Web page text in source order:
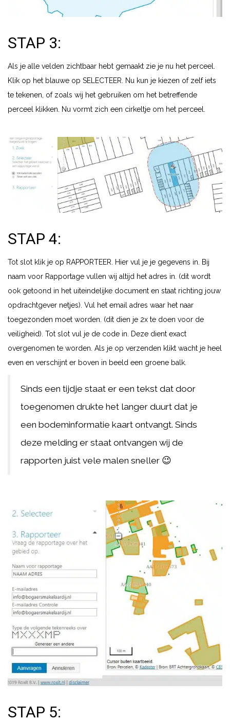
STAP 3:
Als je alle velden zichtbaar hebt gemaakt zie je nu het perceel.
Klik op het blauwe op SELECTEER. Nu kun je kiezen of zelf iets
te tekenen, of zoals wij het gebruiken om het betreffende
perceel klikken. Nu vormt zich een cirkeltje om het perceel.
STAP 4:
Tot slot klik je op RAPPORTEER. Hier vul je je gegevens in. Bij
naam voor Rapportage vullen wij altijd het adres in. (dit wordt
ook getoond in het uiteindelijke document en staat richting jouw
opdrachtgever netjes). Vul het email adres waar het naar
toegezonden moet worden. (dit dien je 2x te doen voor de
veiligheid). Tot slot vul je de code in. Deze dient exact
overgenomen te worden. Als je op verzenden klikt wacht je heel
even en verschijnt er boven in beeld een groene balk.
Sinds een tijdje staat er een tekst dat door
toegenomen drukte het langer duurt dat je
een bodeminformatie kaart ontvangt. Sinds
deze melding er staat ontvangen wij de
rapporten juist vele malen sneller 😉
STAP 5: